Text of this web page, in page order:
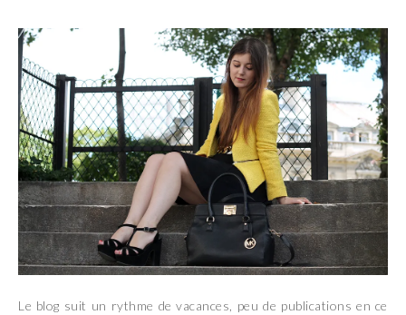
Le blog suit un rythme de vacances, peu de publications en ce